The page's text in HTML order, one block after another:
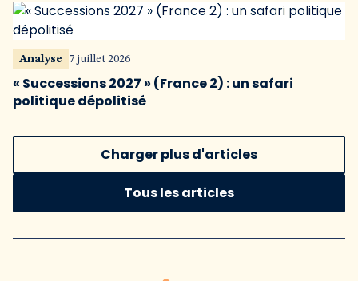
Analyse 7 juillet 2026
« Successions 2027 » (France 2) : un safari
politique dépolitisé
Charger plus d'articles
Tous les articles